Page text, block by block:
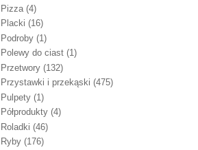
Pizza (4)
Placki (16)
Podroby (1)
Polewy do ciast (1)
Przetwory (132)
Przystawki i przekąski (475)
Pulpety (1)
Półprodukty (4)
Roladki (46)
Ryby (176)